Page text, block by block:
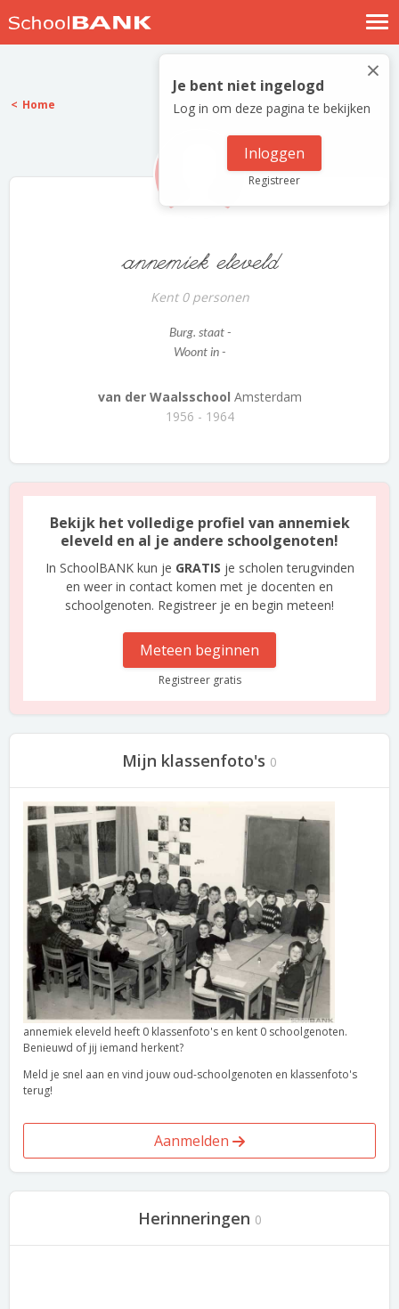
Nostalgische verhalen
Log in
Meld je gratis aan
×
Je bent niet ingelogd
Log in om deze pagina te bekijken
Inloggen
Registreer
Home
annemiek eleveld
Kent 0 personen
Burg. staat -
Woont in -
van der Waalsschool Amsterdam
1956 - 1964
Bekijk het volledige profiel van annemiek
eleveld en al je andere schoolgenoten!
In SchoolBANK kun je GRATIS je scholen terugvinden
en weer in contact komen met je docenten en
schoolgenoten. Registreer je en begin meteen!
Meteen beginnen
Registreer gratis
Mijn klassenfoto's 0
annemiek eleveld heeft 0 klassenfoto's en kent 0 schoolgenoten.
Benieuwd of jij iemand herkent?
Meld je snel aan en vind jouw oud-schoolgenoten en klassenfoto's
terug!
Aanmelden
Herinneringen 0